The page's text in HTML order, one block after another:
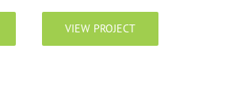
VIEW PROJECT